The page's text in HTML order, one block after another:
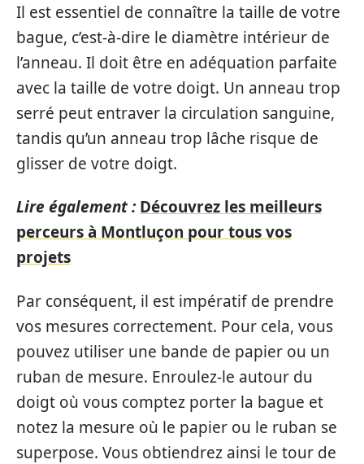
Il est essentiel de connaître la taille de votre
bague, c’est-à-dire le diamètre intérieur de
l’anneau. Il doit être en adéquation parfaite
avec la taille de votre doigt. Un anneau trop
serré peut entraver la circulation sanguine,
tandis qu’un anneau trop lâche risque de
glisser de votre doigt.
Lire également : Découvrez les meilleurs
perceurs à Montluçon pour tous vos
projets
Par conséquent, il est impératif de prendre
vos mesures correctement. Pour cela, vous
pouvez utiliser une bande de papier ou un
ruban de mesure. Enroulez-le autour du
doigt où vous comptez porter la bague et
notez la mesure où le papier ou le ruban se
superpose. Vous obtiendrez ainsi le tour de